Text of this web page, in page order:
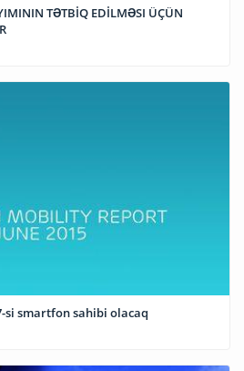
TƏTBİQ EDİLMƏSI ÜÇÜN
si smartfon sahibi olacaq